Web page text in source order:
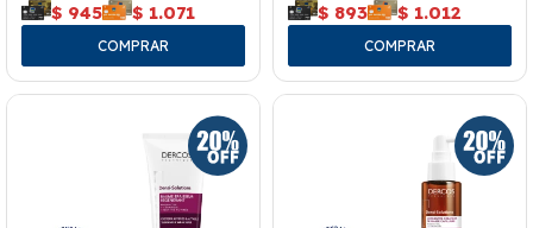
$ 945 $ 1.071 $ 893 $ 1.012